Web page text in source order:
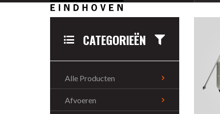
CATEGORIEËN
Alle Producten
Afvoeren